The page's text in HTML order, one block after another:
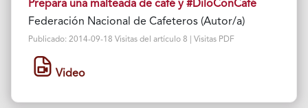
Prepara una malteada de café y #DiloConCafé
Federación Nacional de Cafeteros (Autor/a)
Publicado: 2014-09-18 Visitas del artículo 8 | Visitas PDF
Video